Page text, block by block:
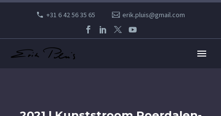
+31 6 42 56 35 65 erik.pluis@gmail.com